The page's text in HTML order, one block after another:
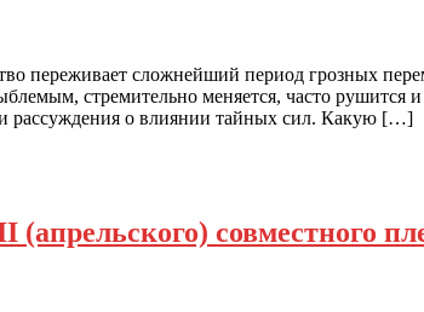
переживает сложнейший период грозных
стремительно меняется, часто
и рассуждения о влиянии тайных сил. Какую […]
(апрельского)